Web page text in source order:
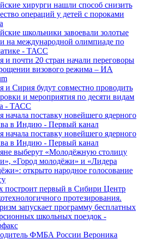
хирурги нашли способ снизить
операций у детей с пороками
школьники завоевали золотые
на международной олимпиаде по
- ТАСС
и почти 20 стран начали переговоры
визового режима – ИА
и Сирия будут совместно проводить
и мероприятия по десяти видам
- ТАСС
начала поставку новейшего ядерного
в Индию - Первый канал
начала поставку новейшего ядерного
в Индию - Первый канал
выберут «Молодёжную столицу
«Город молодёжи» и «Лидера
открыто народное голосование
построит первый в Сибири Центр
протезирования.
запускает программу бесплатных
школьных поездок -
ФМБА России Вероника